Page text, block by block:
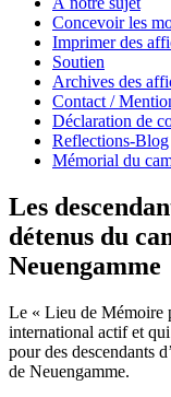
Concevoir les
Imprimer des
Soutien
Archives des
Contact /
Déclaration de
Reflections-Blog
Mémorial du
Les
détenus du
Neuengamme
Le « Lieu de Mémoire
international actif et
pour des descendants
de Neuengamme.